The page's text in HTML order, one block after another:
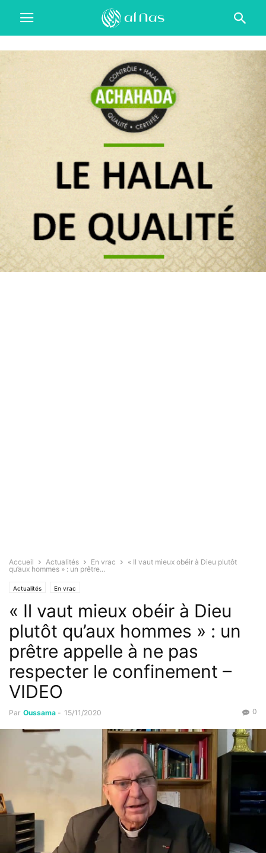
Accueil Actualités En vrac
« Il vaut mieux obéir à Dieu plutôt
qu’aux hommes » : un prêtre...
Actualités En vrac
« Il vaut mieux obéir à Dieu
plutôt qu’aux hommes » : un
prêtre appelle à ne pas
respecter le confinement –
VIDEO
Par Oussama - 15/11/2020 0